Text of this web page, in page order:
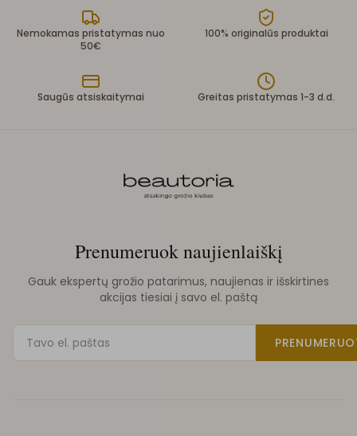
Nemokamas pristatymas nuo
50€
100% originalūs produktai
Saugūs atsiskaitymai Greitas pristatymas 1-3 d.d.
Prenumeruok naujienlaiškį
Gauk ekspertų grožio patarimus, naujienas ir išskirtines
akcijas tiesiai į savo el. paštą